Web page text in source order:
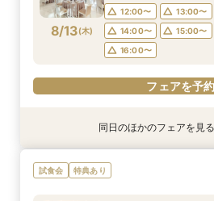
8/13(木)
12:00〜
13:00〜
14:00〜
15:00〜
16:00〜
フェアを予約
特典あり
【17時以降】お仕事帰
景×スペシャリテ試食
特典あり
【初めて式場見学のお
お気軽×シェフ特選試食
特典あり
2名様からOK【少人数
エディング相談会
特典あり
【愛犬と叶えるペット
タンプ×厳選試食＆20万
同日のほかのフェアを見る
試食会 特典あり